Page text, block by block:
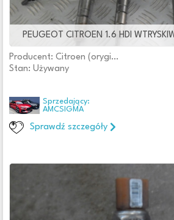
PEUGEOT CITROEN 1.6 HDI
Producent: Citroen (oryginalne OE)
Stan: Używany
Sprzedający:
AMCSIGMA
Sprawdź szczegóły